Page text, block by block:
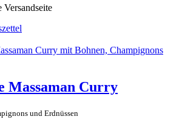
Massaman Curry
und Erdnüssen